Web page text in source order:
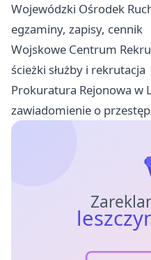
Wojewódzki Ośrodek
egzaminy, zapisy, cennik
Wojskowe Centrum
ścieżki służby i rekrutacja
Prokuratura Rejonowa w
zawiadomienie o